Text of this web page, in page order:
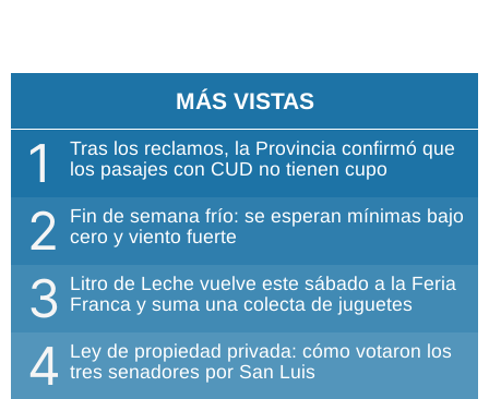
MÁS VISTAS
1
Tras los reclamos, la Provincia confirmó que
los pasajes con CUD no tienen cupo
2
Fin de semana frío: se esperan mínimas bajo
cero y viento fuerte
3 Litro de Leche vuelve este sábado a la Feria
Franca y suma una colecta de juguetes
4 Ley de propiedad privada: cómo votaron los
tres senadores por San Luis